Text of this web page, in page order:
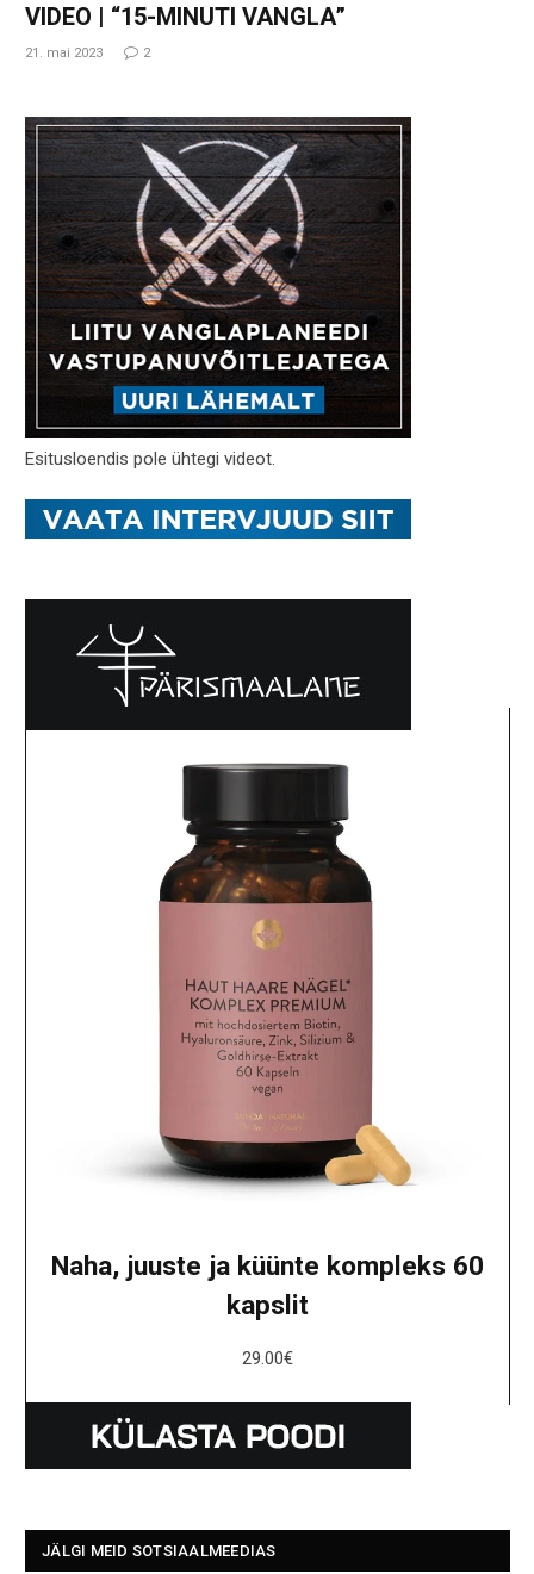
VIDEO | “15-MINUTI VANGLA”
21. mai 2023 2
Esitusloendis pole ühtegi videot.
Naha, juuste ja küünte kompleks 60
kapslit
29.00€
JÄLGI MEID SOTSIAALMEEDIAS